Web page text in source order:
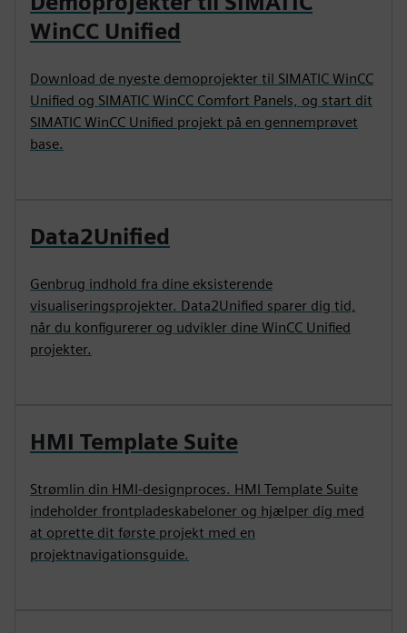
WinCC Unified
Download de nyeste demoprojekter til SIMATIC WinCC
Unified og SIMATIC WinCC Comfort Panels, og start dit
SIMATIC WinCC Unified projekt på en gennemprøvet
base.
Data2Unified
Genbrug indhold fra dine eksisterende
visualiseringsprojekter. Data2Unified sparer dig tid,
når du konfigurerer og udvikler dine WinCC Unified
projekter.
HMI Template Suite
Strømlin din HMI-designproces. HMI Template Suite
indeholder frontpladeskabeloner og hjælper dig med
at oprette dit første projekt med en
projektnavigationsguide.